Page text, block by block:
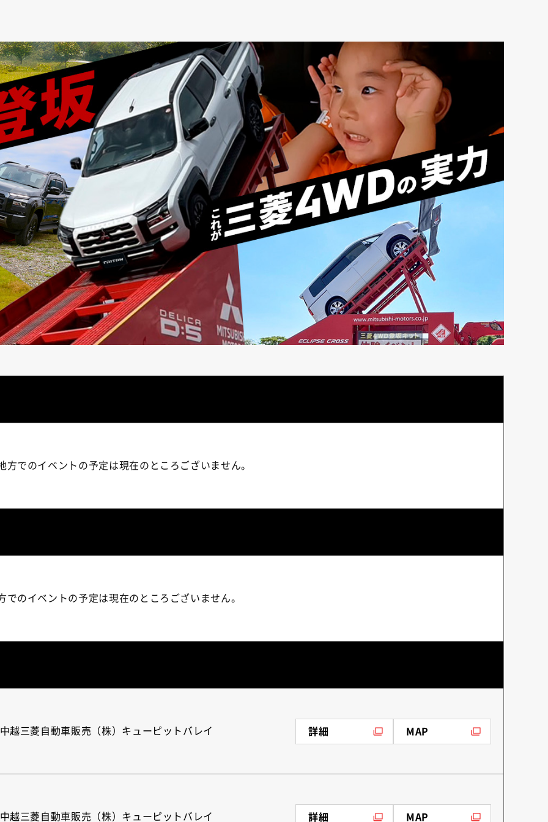
方でのイベントの予定は現在のところございません。
でのイベントの予定は現在のところございません。
越三菱自動車販売（株）キューピットバレイ 詳細
（別ウィンドウで開く）
MAP
（別ウィンドウで開く）
越三菱自動車販売（株）キューピットバレイ 詳細 MAP